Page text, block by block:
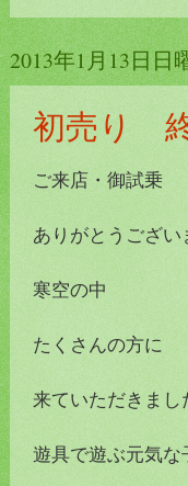
2013年1月13日日
初売り
ご来店・御試乗
ありがとうござ
寒空の中
たくさんの方に
来ていただきま
遊具で遊ぶ元気な